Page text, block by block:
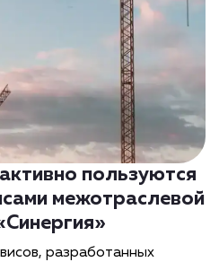
пользуются
межотраслевой
разработанных